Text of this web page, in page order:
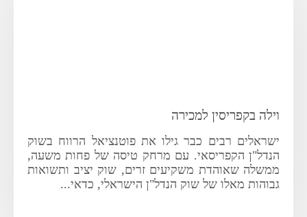
וילה בקפריסין למכירה
ישראלים רבים כבר גילו את פוטנציאל הרווח בשוק
הנדל"ן הקפריסאי. עם מרחק טיסה של פחות משעה,
ממשלה שאוהדת משקיעים זרים, שוק יציב ותשואות
גבוהות מאלו של שוק הנדל"ן הישראלי, כדאי...